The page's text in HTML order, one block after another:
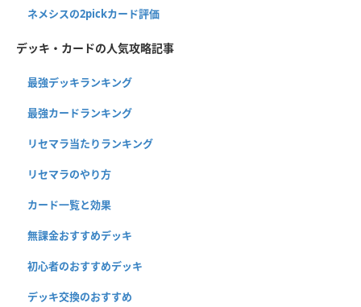
ネメシスの2pickカード評価
デッキ・カードの人気攻略記事
最強デッキランキング
最強カードランキング
リセマラ当たりランキング
リセマラのやり方
カード一覧と効果
無課金おすすめデッキ
初心者のおすすめデッキ
デッキ交換のおすすめ